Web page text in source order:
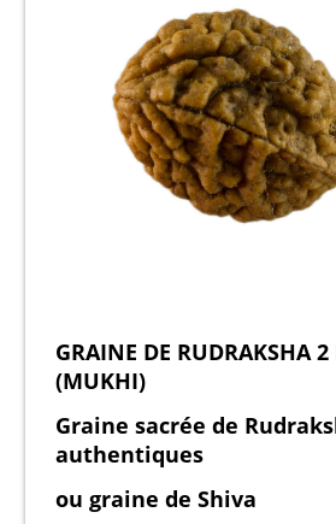
GRAINE DE RUDRAKSHA 2
(MUKHI)
Graine sacrée de
authentiques
ou graine de Shiva